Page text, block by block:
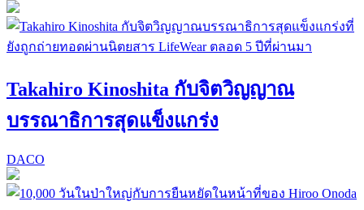
Takahiro Kinoshita กับจิตวิญญาณ
บรรณาธิการสุดแข็งแกร่ง
DACO